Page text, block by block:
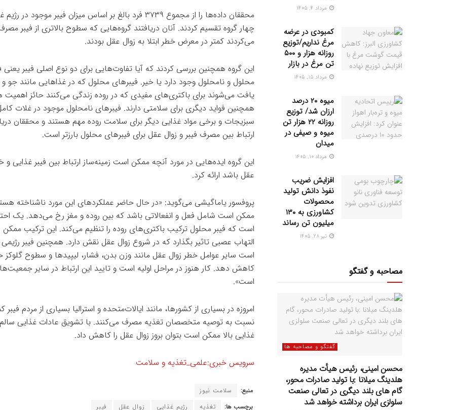
محققان داده‌ها را از مجموع ۳۷۳۹ فرد بالغ بر اساس میزان فیبر موجود در
چهار گروه تقسیم کردند. آنان دریافتند گروه‌هایی که سطوح بالاتری از فیبر
می‌کردند کمتر در معرض خطر ابتلا به زوال عقل بودند.
این گروه همچنین بررسی کردند که آیا تفاوت‌هایی برای دو نوع اصلی فیبر یعنی
محلول و نامحلول وجود دارد یا خیر. فیبرهای محلول که در غذاهایی مانند جو
یافت می‌شوند برای باکتری‌های مفیدی که در روده زندگی می‌کنند حائز
همچنین فواید دیگری برای سلامتی دارند. فیبرهای نامحلول موجود در غلات
سبزیجات و برخی مواد غذایی دیگر برای سلامت روده مهم هستند و محققان
ارتباط بین مصرف فیبر و زوال عقل برای فیبرهای محلول بارزتر است.
این گروه ایده‌هایی در مورد آنچه ممکن است زمینه‌ساز ارتباط بین فیبر غذایی و
عقل باشد ارائه کرد.
پروفسور یاماگیشی می‌گوید: «در حال حاضر عملکردهای این مورد ناشناخته
ممکن است شامل فعل و انفعالاتی باشد که بین روده و مغز رخ می‌دهد. یک
است که فیبر محلول ترکیب باکتری‌های روده را تنظیم می‌کند. این ترکیب
التهاب عصبی تاثیر بگذارد که در شروع زوال عقل نقش دارد. همچنین فیبر
است سایر عوامل خطر زوال عقل مانند وزن بدن، فشار، لیپیدها و سطوح گلوکز
کاهش دهد. کار هنوز در مراحل اولیه است و تایید این ارتباط در سایر
است».
امروزه در بسیاری از کشورها، مانند ایالات‌متحده و استرالیا بسیاری از مردم فیبر
نسبت به توصیه متخصصان تغذیه مصرف می‌کنند. با تشویق عادات غذایی سالم
غذایی بالا ممکن است بتوان بروز زوال عقل را کاهش داد.
سرویس خبری:علمی_تغذیه و سلامت
منبع:
سلامت نیوز
برچسب ها:
تغذیه رژیم غذایی زوال عقل فیبر
مرداد ۴, ۱۴۰۵
کمبودی در عرضه
مرغ نداریم/توزیع
روزانه هزار و ۵۰۰
تن مرغ در بازار
مرداد ۱۵, ۱۴۰۵
میوه ۲۰ درصد
ارزان شد/ توزیع
روزانه ۲۲ هزار تن
میوه و صیفی در
میدان
مرداد ۱۰, ۱۴۰۵
افزایش ضریب
نفوذ دانش تولید
محصولات
کشاورزی به ۱۳۰
میلیون تن رساند
تیر ۲۸, ۱۴۰۵
مصاحبه و گفتگو
گفتگو و مصاحبه ها
محسن امینی، رئیس هیأت مدیره
هلدینگ میلانا :با تولید صادرات محور،
گام های بلند دیگری در تعالی صنعت
سلولزی ایران برداشته خواهد شد